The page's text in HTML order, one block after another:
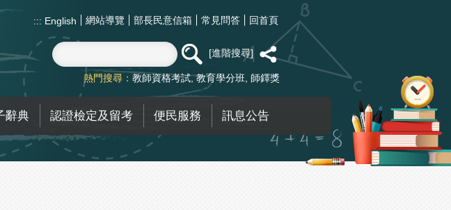
::: English 網站導覽 部長民意信箱 常見問答 回首頁
進階搜尋
熱門搜尋： 教師資格考試 教育學分班 師鐸獎
辭典 認證檢定及留考 便民服務 訊息公告